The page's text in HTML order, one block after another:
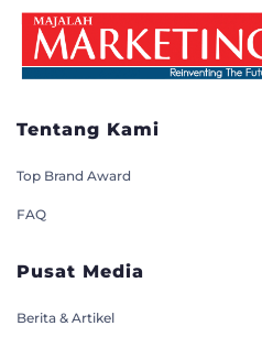
Tentang Kami
Top Brand Award
FAQ
Pusat Media
Berita & Artikel